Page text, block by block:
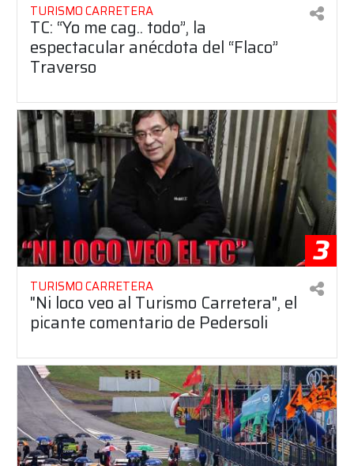
TURISMO CARRETERA
TC: “Yo me cag.. todo”, la
espectacular anécdota del “Flaco”
Traverso
3
TURISMO CARRETERA
"Ni loco veo al Turismo Carretera", el
picante comentario de Pedersoli